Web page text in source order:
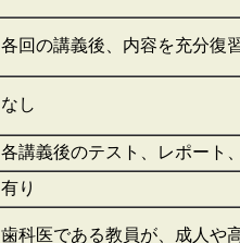
各回の講義後、内容を充分復
なし
各講義後のテスト、レポート
有り
歯科医である教員が、成人や